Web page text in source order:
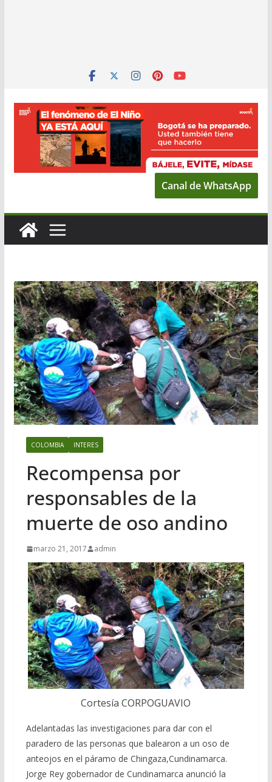
Canal de WhatsApp
COLOMBIA INTERES
Recompensa por
responsables de la
muerte de oso andino
marzo 21, 2017 admin
Cortesía CORPOGUAVIO
Adelantadas las investigaciones para dar con el
paradero de las personas que balearon a un oso de
anteojos en el páramo de Chingaza,Cundinamarca.
Jorge Rey gobernador de Cundinamarca anunció la